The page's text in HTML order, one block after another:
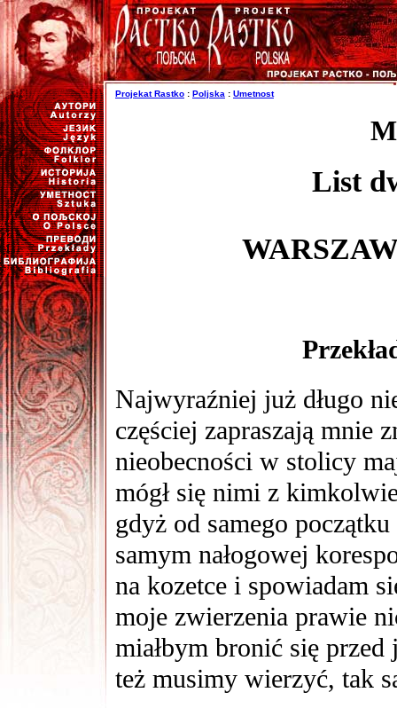
Projekat Rastko : Poljska : Umetnost
List
Najwyraźniej już długo
częściej zapraszają mnie
nieobecności w stolicy
mógł się nimi z
gdyż od samego
samym nałogowej
na kozetce i spowiadam
moje zwierzenia prawie
miałbym bronić się
też musimy wierzyć, tak